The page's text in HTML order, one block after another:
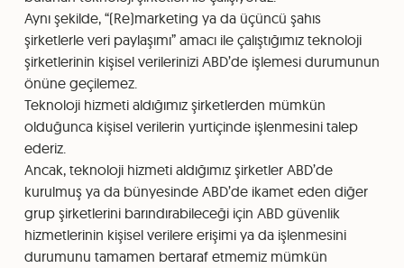
Aynı şekilde, “(Re)marketing ya da üçüncü şahıs
şirketlerle veri paylaşımı” amacı ile çalıştığımız teknoloji
şirketlerinin kişisel verilerinizi ABD’de işlemesi durumunun
önüne geçilemez.
Teknoloji hizmeti aldığımız şirketlerden mümkün
olduğunca kişisel verilerin yurtiçinde işlenmesini talep
ederiz.
Ancak, teknoloji hizmeti aldığımız şirketler ABD’de
kurulmuş ya da bünyesinde ABD’de ikamet eden diğer
grup şirketlerini barındırabileceği için ABD güvenlik
hizmetlerinin kişisel verilere erişimi ya da işlenmesini
durumunu tamamen bertaraf etmemiz mümkün